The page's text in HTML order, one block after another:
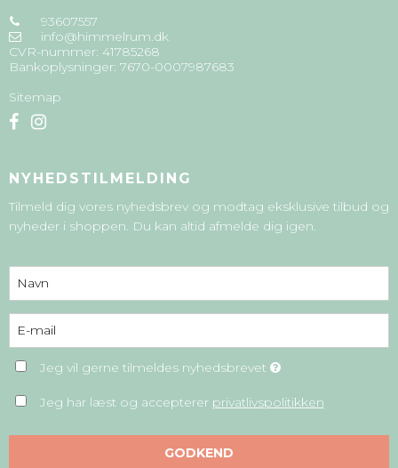
93607557
info@himmelrum.dk
CVR-nummer: 41785268
Bankoplysninger: 7670-0007987683
Sitemap
NYHEDSTILMELDING
Tilmeld dig vores nyhedsbrev og modtag eksklusive tilbud og
nyheder i shoppen. Du kan altid afmelde dig igen.
Jeg vil gerne tilmeldes nyhedsbrevet
Jeg har læst og accepterer privatlivspolitikken
GODKEND